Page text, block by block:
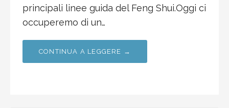
principali linee guida del Feng Shui.Oggi ci
occuperemo di un…
CONTINUA A LEGGERE →